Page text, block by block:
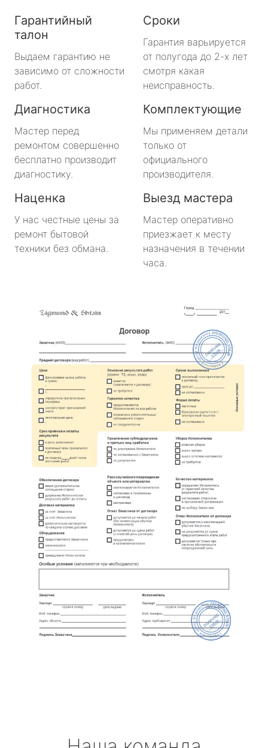
Гарантийный
талон
Выдаем гарантию не
зависимо от сложности
работ.
Сроки
Гарантия варьируется
от полугода до 2-х лет
смотря какая
неисправность.
Диагностика
Мастер перед
ремонтом совершенно
бесплатно производит
диагностику.
Комплектующие
Мы применяем детали
только от
официального
производителя.
Наценка
У нас честные цены за
ремонт бытовой
техники без обмана.
Выезд мастера
Мастер оперативно
приезжает к месту
назначения в течении
часа.